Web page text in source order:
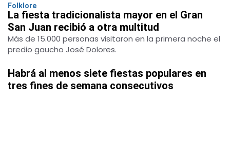
Folklore
La fiesta tradicionalista mayor en el Gran
San Juan recibió a otra multitud
Más de 15.000 personas visitaron en la primera noche el
predio gaucho José Dolores.
Habrá al menos siete fiestas populares en
tres fines de semana consecutivos